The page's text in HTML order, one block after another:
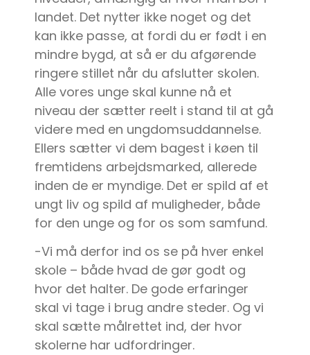
landet. Det nytter ikke noget og det
kan ikke passe, at fordi du er født i en
mindre bygd, at så er du afgørende
ringere stillet når du afslutter skolen.
Alle vores unge skal kunne nå et
niveau der sætter reelt i stand til at gå
videre med en ungdomsuddannelse.
Ellers sætter vi dem bagest i køen til
fremtidens arbejdsmarked, allerede
inden de er myndige. Det er spild af et
ungt liv og spild af muligheder, både
for den unge og for os som samfund.
-Vi må derfor ind os se på hver enkel
skole – både hvad de gør godt og
hvor det halter. De gode erfaringer
skal vi tage i brug andre steder. Og vi
skal sætte målrettet ind, der hvor
skolerne har udfordringer.